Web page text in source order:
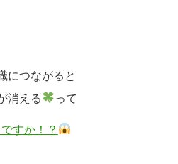
につながると
消える
って
すか！？